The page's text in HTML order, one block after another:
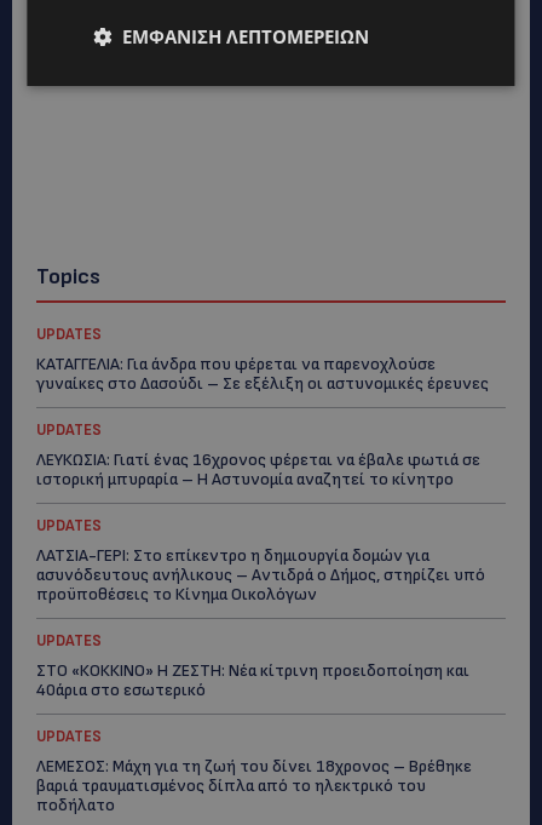
Topics
UPDATES
ΚΑΤΑΓΓΕΛΙΑ: Για άνδρα που φέρεται να παρενοχλούσε
γυναίκες στο Δασούδι – Σε εξέλιξη οι αστυνομικές έρευνες
UPDATES
ΛΕΥΚΩΣΙΑ: Γιατί ένας 16χρονος φέρεται να έβαλε φωτιά σε
ιστορική μπυραρία – Η Αστυνομία αναζητεί το κίνητρο
UPDATES
ΛΑΤΣΙΑ-ΓΕΡΙ: Στο επίκεντρο η δημιουργία δομών για
ασυνόδευτους ανήλικους – Αντιδρά ο Δήμος, στηρίζει υπό
προϋποθέσεις το Κίνημα Οικολόγων
UPDATES
ΣΤΟ «ΚΟΚΚΙΝΟ» Η ΖΕΣΤΗ: Νέα κίτρινη προειδοποίηση και
40άρια στο εσωτερικό
UPDATES
ΛΕΜΕΣΟΣ: Μάχη για τη ζωή του δίνει 18χρονος – Βρέθηκε
βαριά τραυματισμένος δίπλα από το ηλεκτρικό του
ποδήλατο
ΕΜΦΆΝΙΣΗ ΛΕΠΤΟΜΕΡΕΙΏΝ